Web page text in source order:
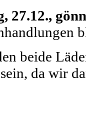
27.12.,
beide
sein, da wir